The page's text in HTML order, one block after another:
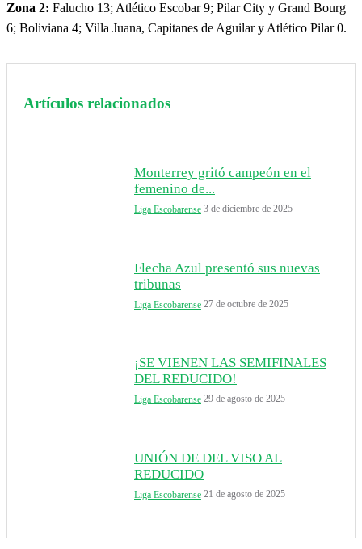
Zona 2: Falucho 13; Atlético Escobar 9; Pilar City y Grand Bourg
6; Boliviana 4; Villa Juana, Capitanes de Aguilar y Atlético Pilar 0.
Artículos relacionados
Monterrey gritó campeón en el
femenino de...
Liga Escobarense 3 de diciembre de 2025
Flecha Azul presentó sus nuevas
tribunas
Liga Escobarense 27 de octubre de 2025
¡SE VIENEN LAS SEMIFINALES
DEL REDUCIDO!
Liga Escobarense 29 de agosto de 2025
UNIÓN DE DEL VISO AL
REDUCIDO
Liga Escobarense 21 de agosto de 2025